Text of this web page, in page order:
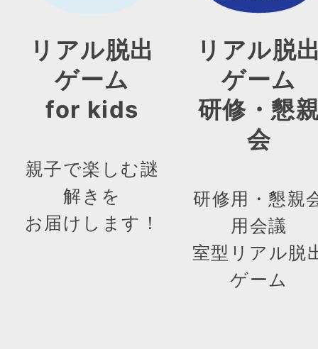
リアル脱出
ゲーム
for kids
親子で楽しむ謎
解きを
お届けします！
リアル脱
ゲーム
研修・懇
会
研修用・懇親
用会議
室型リアル脱
ゲーム